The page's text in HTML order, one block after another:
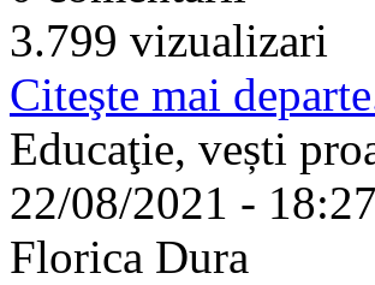
3.799 vizualizari
Citeşte mai
Educaţie, vești
22/08/2021 - 18:27
Florica Dura